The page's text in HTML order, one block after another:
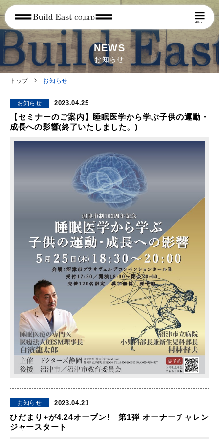
NEWS
お知らせ
トップ お知らせ
お知らせ 2023.04.25
【セミナーのご案内】睡眠医学から学ぶ子供の運動・
成長への影響(終了いたしました。)
お知らせ 2023.04.21
ひだまり+が4.24オープン! 第1弾 オーナーチャレン
ジャースタート